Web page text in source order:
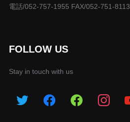
電話/052-757-1955 FAX/052-751-8113
FOLLOW US
Stay in touch with us